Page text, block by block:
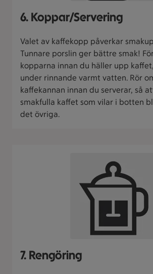
6. Koppar/Servering
Valet av kaffekopp påverkar
Tunnare porslin ger bättre smak!
kopparna innan du häller upp
under rinnande varmt vatten. Rör
kaffekannan innan du serverar, så
smakfulla kaffet som vilar i botten
det övriga.
7. Rengöring